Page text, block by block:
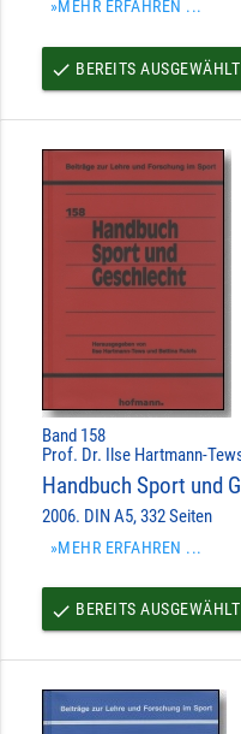
»MEHR ERFAHREN ...
done BEREITS AUSGEWÄHLT
Band 158
Prof. Dr. Ilse Hartmann-
Handbuch Sport und
2006. DIN A5, 332 Seiten
»MEHR ERFAHREN ...
done BEREITS AUSGEWÄHLT